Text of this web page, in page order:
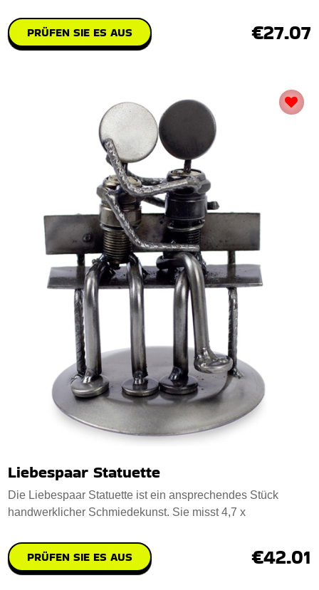
PRÜFEN SIE ES AUS €27.07
Liebespaar Statuette
Die Liebespaar Statuette ist ein ansprechendes Stück
handwerklicher Schmiedekunst. Sie misst 4,7 x
PRÜFEN SIE ES AUS €42.01